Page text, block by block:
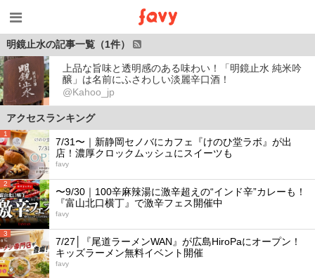
明鏡止水の記事一覧（1件）
上品な旨味と透明感のある味わい！「明鏡止水 純米吟
醸」は名前にふさわしい淡麗辛口酒！
@Kahoo_jp
アクセスランキング
1
7/31〜｜新静岡セノバにカフェ『けのひ堂ラボ』が出
店！濃厚クロックムッシュにスイーツも
favy
2
〜9/30｜100辛麻辣湯に激辛超えの“インド辛”カレーも！
『富山北口横丁』で激辛フェス開催中
favy
3
7/27│『尾道ラーメンWAN』が広島HiroPaにオープン！
キッズラーメン無料イベント開催
favy